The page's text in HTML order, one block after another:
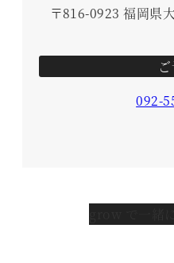
〒816-0923 福岡県
092-